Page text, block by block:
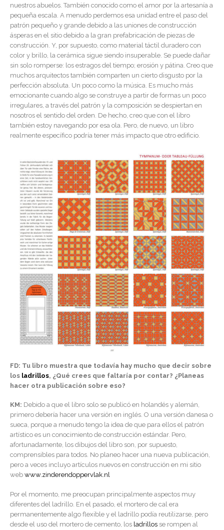
nuestros abuelos. También conocido como el amor por la artesanía a
pequeña escala. A menudo perdemos esa unidad entre el paso del
patrón pequeño y grande debido a las uniones de construcción
ásperas en el sitio debido a la gran prefabricación de piezas de
construcción. Y, por supuesto, como material táctil duradero con
color y brillo, la cerámica sigue siendo insuperable. Se puede dañar
sin solo romperse: los estragos del tiempo; erosión y pátina. Creo que
muchos arquitectos también comparten un cierto disgusto por la
perfección absoluta. Un poco como la música. Es mucho más
emocionante cuando algo se construye a partir de formas un poco
irregulares, a través del patrón y la composición se despiertan en
nosotros el sentido del orden. De hecho, creo que con el libro
también estoy navegando por esa ola. Pero, de nuevo, un libro
realmente específico podría tener más impacto que otro edificio.
FD: Tu libro muestra que todavía hay mucho que decir sobre
los ladrillos, ¿Qué crees que faltaría por contar? ¿Planeas
hacer otra publicación sobre eso?
KM: Debido a que el libro solo se publicó en holandés y alemán,
primero debería hacer una versión en inglés. O una versión danesa o
sueca, porque a menudo tengo la idea de que para ellos el patrón
artístico es un conocimiento de construcción estándar. Pero,
afortunadamente, los dibujos del libro son, por supuesto,
comprensibles para todos. No planeo hacer una nueva publicación,
pero a veces incluyo artículos nuevos en construcción en mi sitio
web www.zinderendoppervlak.nl
Por el momento, me preocupan principalmente aspectos muy
diferentes del ladrillo. En el pasado, el mortero de cal era
permanentemente algo flexible y el ladrillo podía reutilizarse, pero
desde el uso del mortero de cemento, los ladrillos se rompen al